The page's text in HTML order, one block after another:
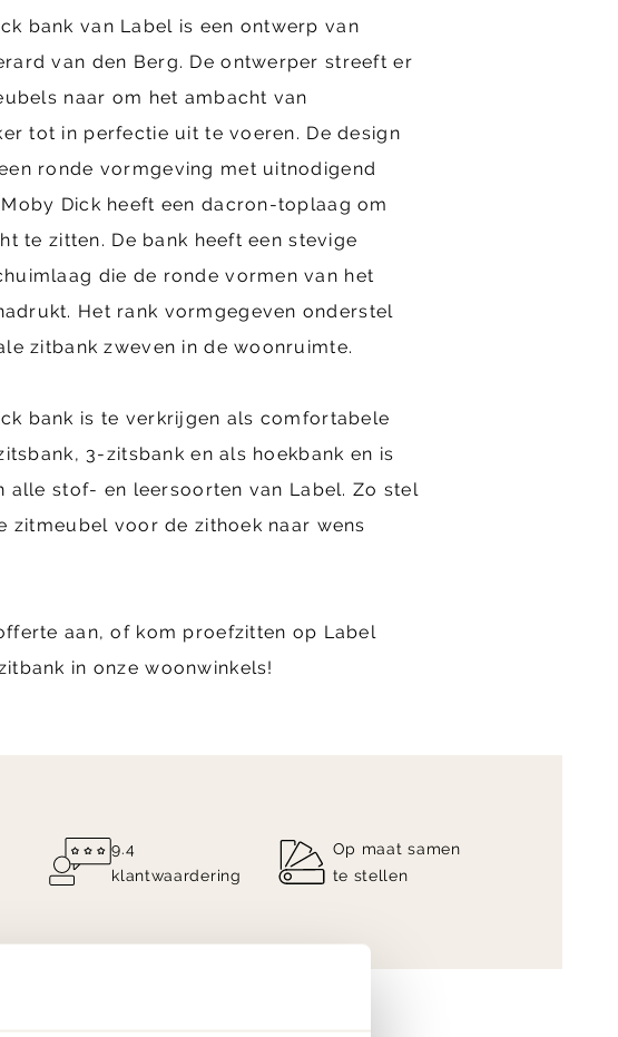
bank van Label is een ontwerp van
van den Berg. De ontwerper streeft er
naar om het ambacht van
tot in perfectie uit te voeren. De design
ronde vormgeving met uitnodigend
Dick heeft een dacron-toplaag om
te zitten. De bank heeft een stevige
die de ronde vormen van het
Het rank vormgegeven onderstel
zitbank zweven in de woonruimte.
bank is te verkrijgen als comfortabele
3-zitsbank en als hoekbank en is
alle stof- en leersoorten van Label. Zo stel
zitmeubel voor de zithoek naar wens
aan, of kom proefzitten op Label
in onze woonwinkels!
9.4
klantwaardering
Op maat samen
te stellen